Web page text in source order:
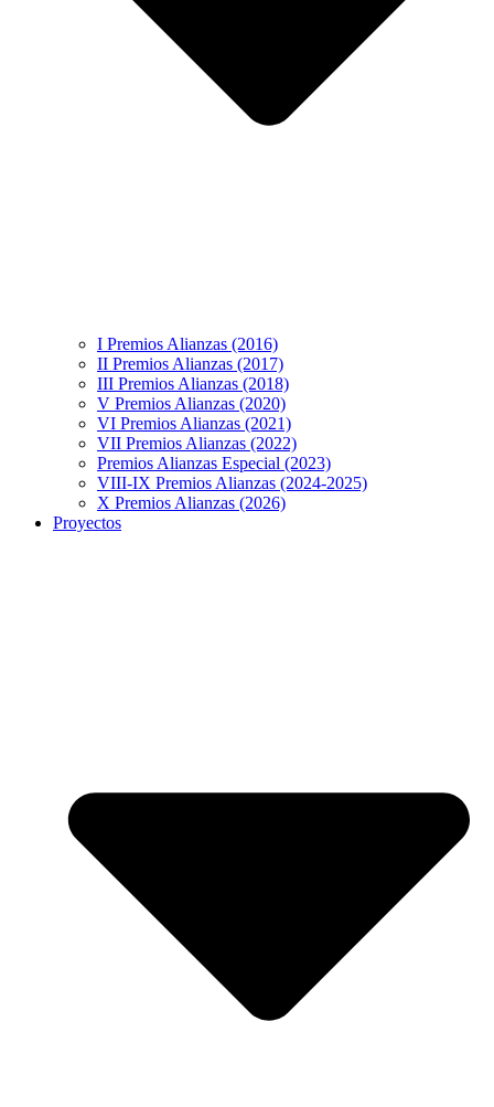
I Premios Alianzas (2016)
II Premios Alianzas (2017)
III Premios Alianzas (2018)
V Premios Alianzas (2020)
VI Premios Alianzas (2021)
VII Premios Alianzas (2022)
Premios Alianzas Especial (2023)
VIII-IX Premios Alianzas (2024-2025)
X Premios Alianzas (2026)
Proyectos